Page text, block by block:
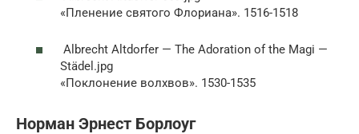
«Пленение святого Флориана». 1516-1518
Albrecht Altdorfer — The Adoration of the Magi —
Städel.jpg
«Поклонение волхвов». 1530-1535
Норман Эрнест Борлоуг